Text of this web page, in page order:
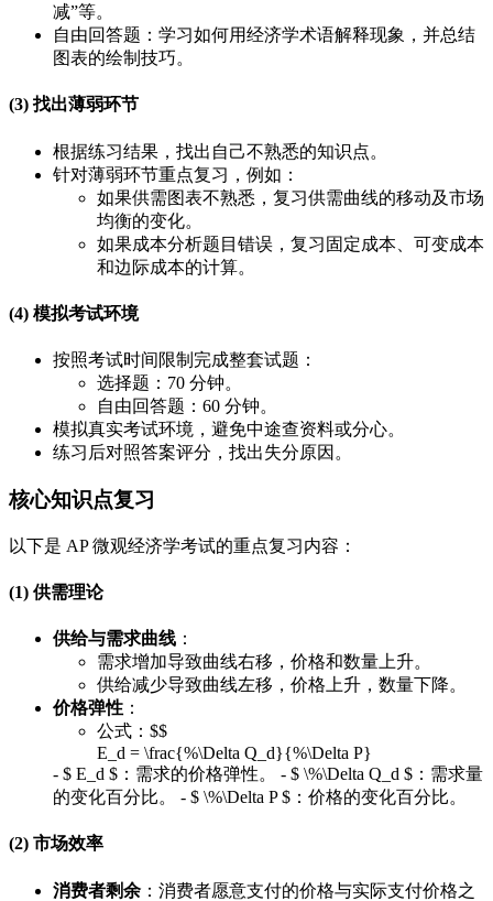
减”等。
自由回答题：学习如何用经济学术语解释现象，并总结
图表的绘制技巧。
(3) 找出薄弱环节
根据练习结果，找出自己不熟悉的知识点。
针对薄弱环节重点复习，例如：
如果供需图表不熟悉，复习供需曲线的移动及市场
均衡的变化。
如果成本分析题目错误，复习固定成本、可变成本
和边际成本的计算。
(4) 模拟考试环境
按照考试时间限制完成整套试题：
选择题：70 分钟。
自由回答题：60 分钟。
模拟真实考试环境，避免中途查资料或分心。
练习后对照答案评分，找出失分原因。
核心知识点复习
以下是 AP 微观经济学考试的重点复习内容：
(1) 供需理论
供给与需求曲线 ：
需求增加导致曲线右移，价格和数量上升。
供给减少导致曲线左移，价格上升，数量下降。
价格弹性 ：
公式：$$
E_d = \frac{%\Delta Q_d}{%\Delta P}
- $ E_d $：需求的价格弹性。 - $ \%\Delta Q_d $：需求量
的变化百分比。 - $ \%\Delta P $：价格的变化百分比。
(2) 市场效率
消费者剩余 ：消费者愿意支付的价格与实际支付价格之